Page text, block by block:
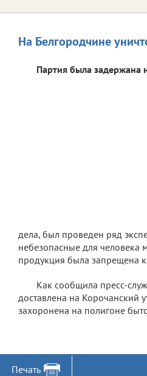
На Белгородчине
Партия была задержана
дела, был проведен ряд
небезопасные для человека
продукция была запрещена
Как сообщила пресс-
доставлена на Корочанский
захоронена на полигоне
Печать